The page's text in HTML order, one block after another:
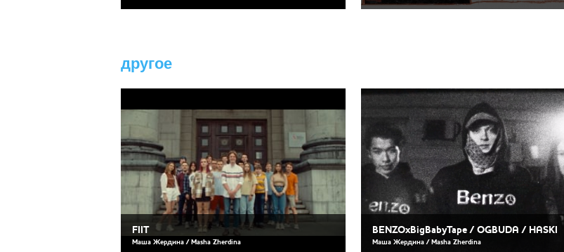
другое
FIIT
Маша Жердина / Masha Zherdina
BENZOxBigBabyTape / OGBUDA / HASKI
Маша Жердина / Masha Zherdina